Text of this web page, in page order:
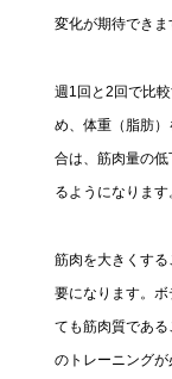
変化が期待できま
週1回と2回で比
め、体重（脂肪
合は、筋肉量の
るようになります
筋肉を大きくす
要になります。
ても筋肉質であ
のトレーニングが